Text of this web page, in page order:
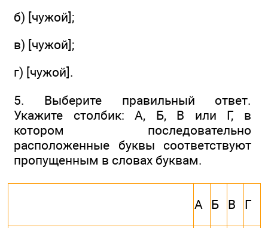
б) [чужой];
в) [чужой];
г) [чужой].
5. Выберите правильный ответ.
Укажите столбик: А, Б, В или Г, в
котором последовательно
расположенные буквы соответствуют
пропущенным в словах буквам.
А Б В Г